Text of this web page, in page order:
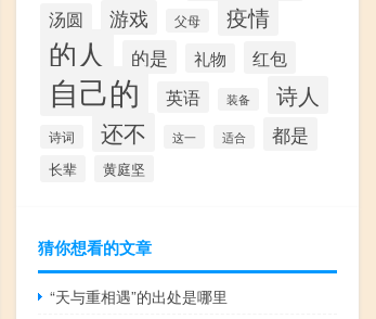
汤圆 游戏 父母 疫情
的人 的是 礼物 红包
自己的 英语 装备 诗人
诗词 还不 这一 适合 都是
长辈 黄庭坚
猜你想看的文章
“天与重相遇”的出处是哪里